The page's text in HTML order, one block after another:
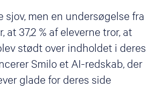
men en undersøgelse fra
at 37,2 % af eleverne tror, at
stødt over indholdet i deres
Smilo et AI-redskab, der
glade for deres side